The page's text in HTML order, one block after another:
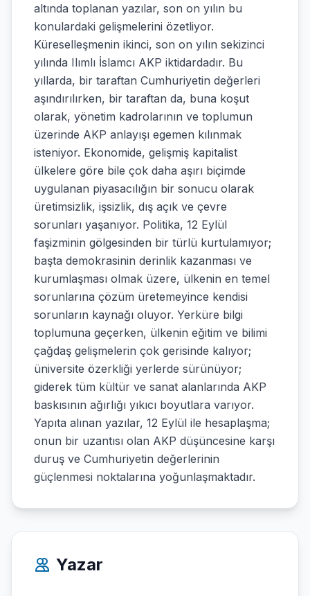
altında toplanan yazılar, son on yılın bu
konulardaki gelişmelerini özetliyor.
Küreselleşmenin ikinci, son on yılın sekizinci
yılında Ilımlı İslamcı AKP iktidardadır. Bu
yıllarda, bir taraftan Cumhuriyetin değerleri
aşındırılırken, bir taraftan da, buna koşut
olarak, yönetim kadrolarının ve toplumun
üzerinde AKP anlayışı egemen kılınmak
isteniyor. Ekonomide, gelişmiş kapitalist
ülkelere göre bile çok daha aşırı biçimde
uygulanan piyasacılığın bir sonucu olarak
üretimsizlik, işsizlik, dış açık ve çevre
sorunları yaşanıyor. Politika, 12 Eylül
faşizminin gölgesinden bir türlü kurtulamıyor;
başta demokrasinin derinlik kazanması ve
kurumlaşması olmak üzere, ülkenin en temel
sorunlarına çözüm üretemeyince kendisi
sorunların kaynağı oluyor. Yerküre bilgi
toplumuna geçerken, ülkenin eğitim ve bilimi
çağdaş gelişmelerin çok gerisinde kalıyor;
üniversite özerkliği yerlerde sürünüyor;
giderek tüm kültür ve sanat alanlarında AKP
baskısının ağırlığı yıkıcı boyutlara varıyor.
Yapıta alınan yazılar, 12 Eylül ile hesaplaşma;
onun bir uzantısı olan AKP düşüncesine karşı
duruş ve Cumhuriyetin değerlerinin
güçlenmesi noktalarına yoğunlaşmaktadır.
Yazar